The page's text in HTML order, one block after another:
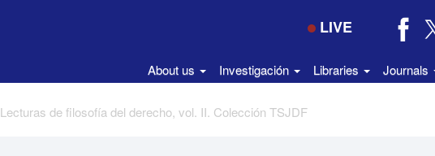
LIVE
About us Investigación Libraries Journals
Lecturas de filosofía del derecho, vol. II. Colección TSJDF